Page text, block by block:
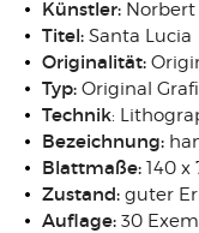
Künstler: Norbert
Titel: Santa Lucia
Originalität:
Typ: Original
Technik:
Bezeichnung:
Blattmaße: 140 x
Zustand: guter
Auflage: 30